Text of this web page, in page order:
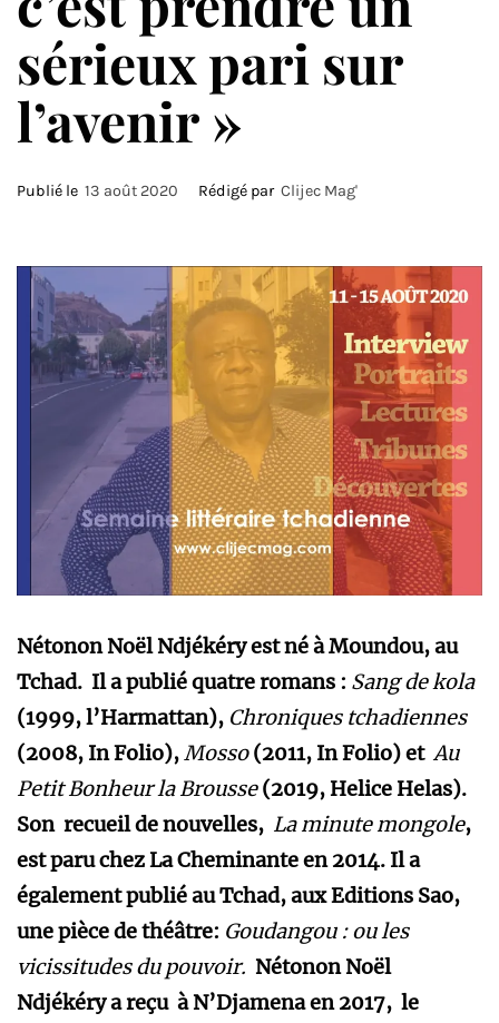
sérieux pari sur
l’avenir »
Publié le 13 août 2020 Rédigé par Clijec Mag'
Nétonon Noël Ndjékéry est né à Moundou, au
Tchad. Il a publié quatre romans : Sang de kola
(1999, l’Harmattan), Chroniques tchadiennes
(2008, In Folio), Mosso(2011, In Folio) et Au
Petit Bonheur la Brousse(2019, Helice Helas).
Son recueil de nouvelles, La minute mongole,
est paru chez La Cheminante en 2014. Il a
également publié au Tchad, aux Editions Sao,
une pièce de théâtre: Goudangou : ou les
vicissitudes du pouvoir. Nétonon Noël
Ndjékéry a reçu à N’Djamena en 2017, le